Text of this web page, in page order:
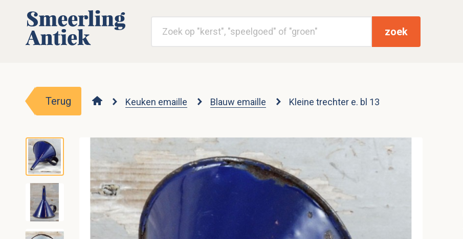
zoek
Terug Keuken emaille Blauw emaille Kleine trechter e. bl 13